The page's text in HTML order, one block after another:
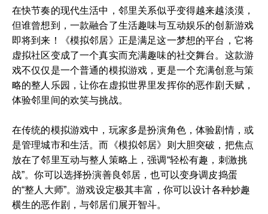
在快节奏的现代生活中，邻里关系似乎变得越来越淡漠，
但谁曾想到，一款融合了生活趣味与互动娱乐的创新游戏
即将到来！《模拟邻居》正是满足这一梦想的平台，它将
虚拟社区变成了一个真实而充满趣味的社交舞台。这款游
戏不仅仅是一个普通的模拟游戏，更是一个充满创意与策
略的整人乐园，让你在虚拟世界里发挥你的恶作剧天赋，
体验邻里间的欢笑与挑战。
在传统的模拟游戏中，玩家多是扮演角色，体验剧情，或
是管理城市和生活。而《模拟邻居》则大胆突破，把焦点
放在了邻里互动与整人策略上，强调“轻松有趣，刺激挑
战”。你可以选择扮演善良邻居，也可以变身调皮捣蛋
的“整人大师”。游戏设定极其丰富，你可以设计各种妙趣
横生的恶作剧，与邻居们展开智斗。